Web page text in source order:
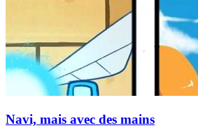
Navi, mais avec des mains